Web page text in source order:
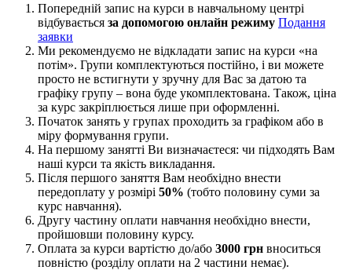
Попередній запис на курси в навчальному центрі
відбувається за допомогою онлайн режиму Подання
заявки
Ми рекомендуємо не відкладати запис на курси «на
потім». Групи комплектуються постійно, і ви можете
просто не встигнути у зручну для Вас за датою та
графіку групу – вона буде укомплектована. Також, ціна
за курс закріплюється лише при оформленні.
Початок занять у групах проходить за графіком або в
міру формування групи.
На першому занятті Ви визначаєтеся: чи підходять Вам
наші курси та якість викладання.
Після першого заняття Вам необхідно внести
передоплату у розмірі 50% (тобто половину суми за
курс навчання).
Другу частину оплати навчання необхідно внести,
пройшовши половину курсу.
Оплата за курси вартістю до/або 3000 грн вноситься
повністю (розділу оплати на 2 частини немає).